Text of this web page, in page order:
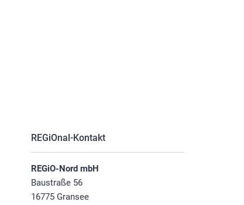
REGiOnal-Kontakt
REGiO-Nord mbH
Baustraße 56
16775 Gransee